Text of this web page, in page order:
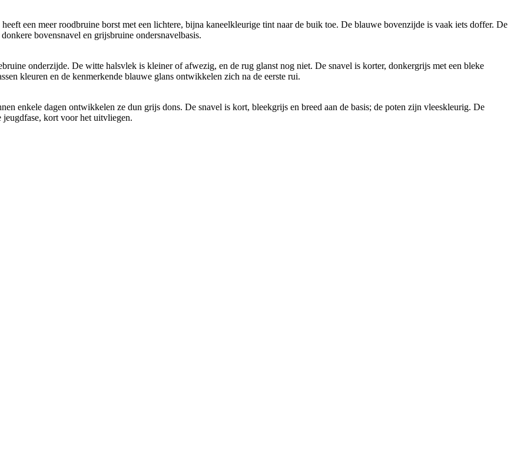
een meer roodbruine borst met een lichtere, bijna kaneelkleurige tint naar de buik toe. De blauwe bovenzijde is vaak iets doffer. De
bovensnavel en grijsbruine ondersnavelbasis.
onderzijde. De witte halsvlek is kleiner of afwezig, en de rug glanst nog niet. De snavel is korter, donkergrijs met een bleke
kleuren en de kenmerkende blauwe glans ontwikkelen zich na de eerste rui.
enkele dagen ontwikkelen ze dun grijs dons. De snavel is kort, bleekgrijs en breed aan de basis; de poten zijn vleeskleurig. De
kort voor het uitvliegen.